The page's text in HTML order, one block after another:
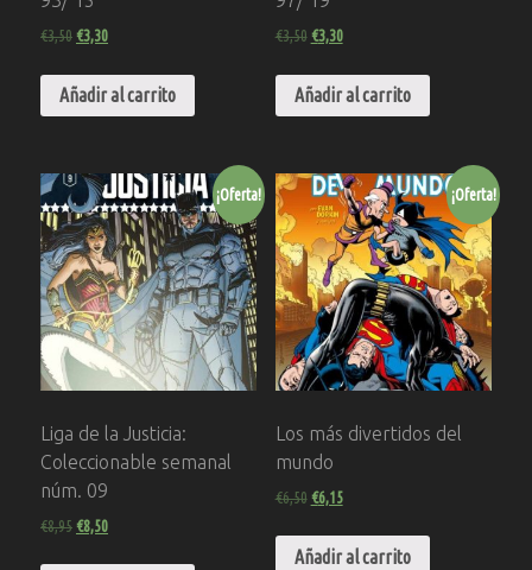
€3,50€3,30
Añadir al carrito
€3,50 €3,30
Añadir al carrito
¡Oferta!
Liga de la Justicia:
Coleccionable semanal
núm. 09
€8,95€8,50
¡Oferta!
Los más divertidos del
mundo
€6,50 €6,15
Añadir al carrito